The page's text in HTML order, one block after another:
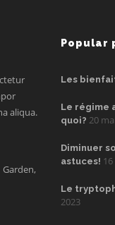
aliqua.
Garden,
Popular
Les
Le régime
quoi? 20
Diminuer
astuces!
Le
2023